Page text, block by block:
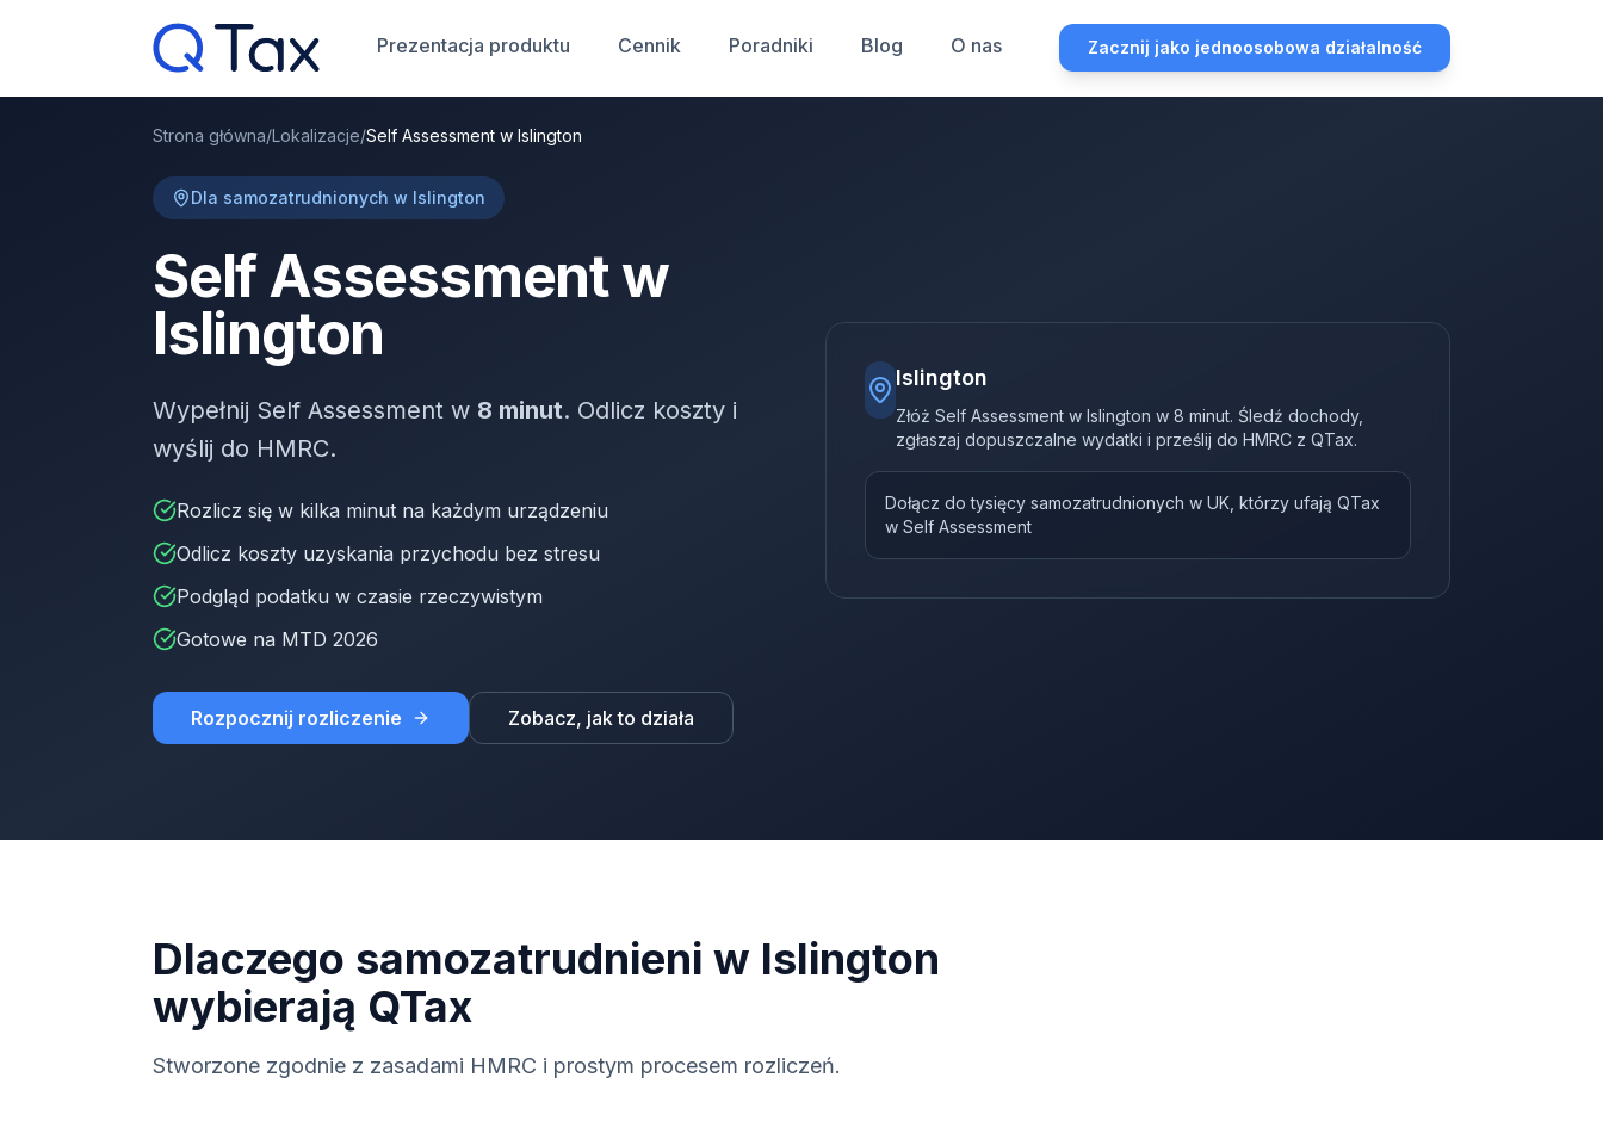
Prezentacja produktu Cennik Poradniki Blog O nas Zacznij jako jednoosobowa działalność
Strona główna/Lokalizacje/Self Assessment w Islington
Dla samozatrudnionych w Islington
Self Assessment w
Islington
Wypełnij Self Assessment w 8 minut. Odlicz koszty i
wyślij do HMRC.
Rozlicz się w kilka minut na każdym urządzeniu
Odlicz koszty uzyskania przychodu bez stresu
Podgląd podatku w czasie rzeczywistym
Gotowe na MTD 2026
Rozpocznij rozliczenie Zobacz, jak to działa
Islington
Złóż Self Assessment w Islington w 8 minut. Śledź dochody,
zgłaszaj dopuszczalne wydatki i prześlij do HMRC z QTax.
Dołącz do tysięcy samozatrudnionych w UK, którzy ufają QTax
w Self Assessment
Dlaczego samozatrudnieni w Islington
wybierają QTax
Stworzone zgodnie z zasadami HMRC i prostym procesem rozliczeń.